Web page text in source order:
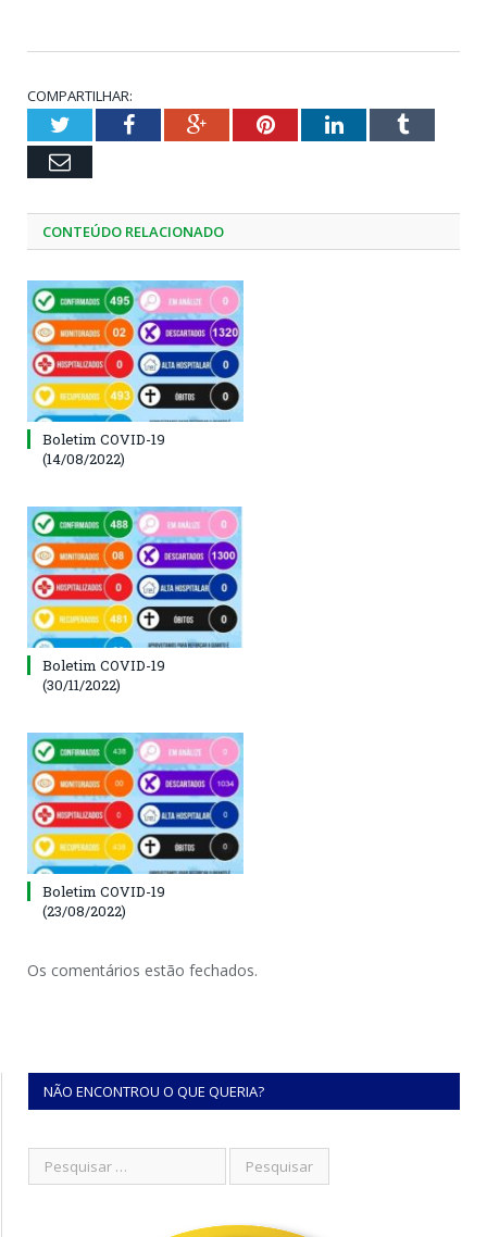
COMPARTILHAR:
TwitterFacebookGoogle+PinterestLinkedInTumblr
Email
CONTEÚDO RELACIONADO
Boletim COVID-19
(14/08/2022)
Boletim COVID-19
(30/11/2022)
Boletim COVID-19
(23/08/2022)
Os comentários estão fechados.
NÃO ENCONTROU O QUE QUERIA?